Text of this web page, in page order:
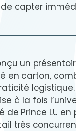
capter
un
en carton,
logistique.
à la fois
de Prince LU
très